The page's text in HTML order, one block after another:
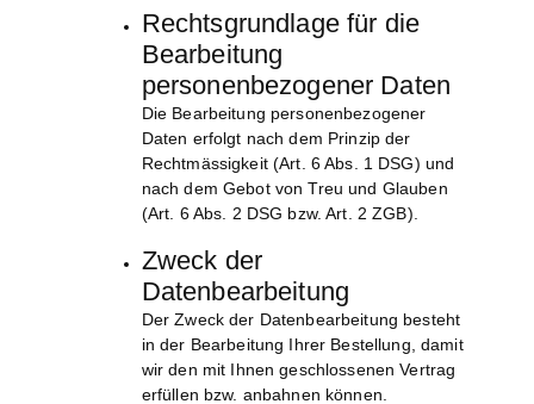
Rechtsgrundlage für die
Bearbeitung
personenbezogener Daten
Die Bearbeitung personenbezogener
Daten erfolgt nach dem Prinzip der
Rechtmässigkeit (Art. 6 Abs. 1 DSG) und
nach dem Gebot von Treu und Glauben
(Art. 6 Abs. 2 DSG bzw. Art. 2 ZGB).
Zweck der
Datenbearbeitung
Der Zweck der Datenbearbeitung besteht
in der Bearbeitung Ihrer Bestellung, damit
wir den mit Ihnen geschlossenen Vertrag
erfüllen bzw. anbahnen können.